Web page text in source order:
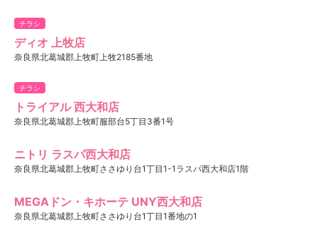
チラシ
ディオ 上牧店
奈良県北葛城郡上牧町上牧2185番地
チラシ
トライアル 西大和店
奈良県北葛城郡上牧町服部台5丁目3番1号
ニトリ ラスパ西大和店
奈良県北葛城郡上牧町ささゆり台1丁目1-1ラスパ西大和店1階
MEGAドン・キホーテ UNY西大和店
奈良県北葛城郡上牧町ささゆり台1丁目1番地の1